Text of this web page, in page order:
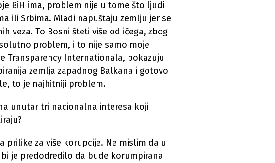
BiH ima, problem nije u tome što ljudi
ili Srbima. Mladi napuštaju zemlju jer se
veza. To Bosni šteti više od ičega, zbog
problem, i to nije samo moje
Transparency Internationala, pokazuju
zemlja zapadnog Balkana i gotovo
to je najhitniji problem.
unutar tri nacionalna interesa koji
prilike za više korupcije. Ne mislim da u
je predodredilo da bude korumpirana